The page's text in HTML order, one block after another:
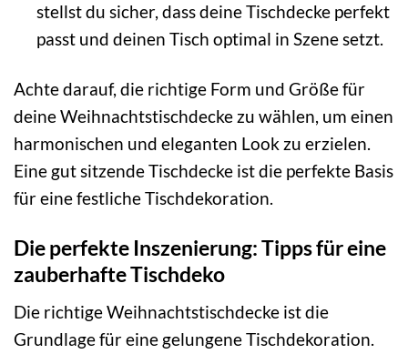
stellst du sicher, dass deine Tischdecke perfekt
passt und deinen Tisch optimal in Szene setzt.
Achte darauf, die richtige Form und Größe für
deine Weihnachtstischdecke zu wählen, um einen
harmonischen und eleganten Look zu erzielen.
Eine gut sitzende Tischdecke ist die perfekte Basis
für eine festliche Tischdekoration.
Die perfekte Inszenierung: Tipps für eine
zauberhafte Tischdeko
Die richtige Weihnachtstischdecke ist die
Grundlage für eine gelungene Tischdekoration.